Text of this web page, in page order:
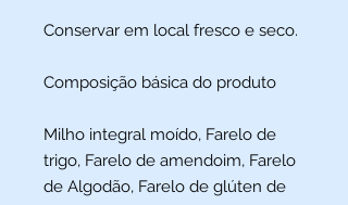
Conservar em local fresco e seco.
Composição básica do produto
Milho integral moído, Farelo de
trigo, Farelo de amendoim, Farelo
de Algodão, Farelo de glúten de